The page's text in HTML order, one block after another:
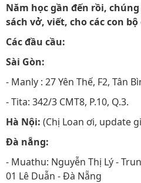
Năm học gần đến rồi,
sách vở, viết, cho các con
Các đầu cầu:
Sài Gòn:
- Manly : 27 Yên Thế, F2, Tân
- Tita: 342/3 CMT8, P.10, Q.3.
Hà Nội: (Chị Loan ơi, update
Đà nẵng:
- Muathu: Nguyễn Thị Lý -
01 Lê Duẫn - Đà Nẵng